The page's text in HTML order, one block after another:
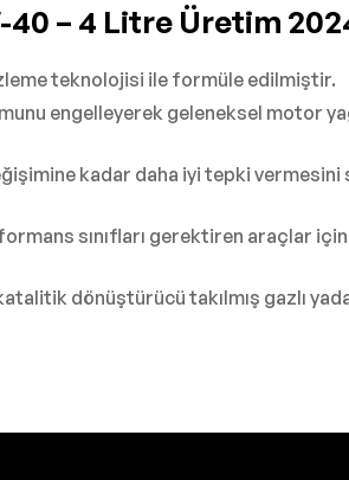
40 – 4 Litre Üretim
teknolojisi ile formüle edilmiştir.
engelleyerek geleneksel motor
kadar daha iyi tepki vermesini
sınıfları gerektiren araçlar
dönüştürücü takılmış gazlı